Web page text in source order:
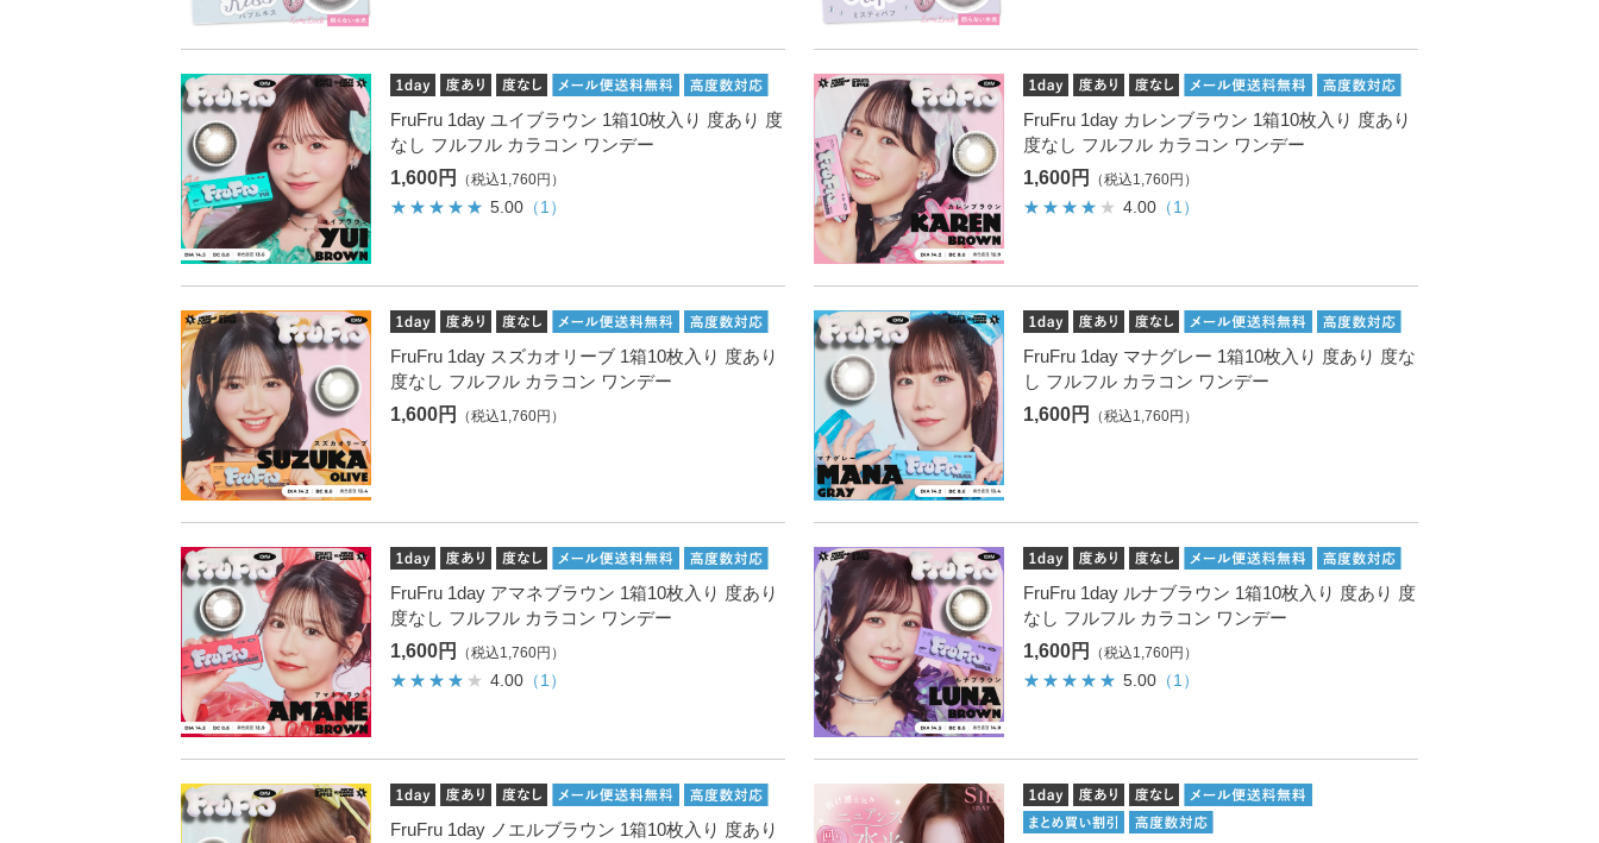
FruFru 1day ユイブラウン 1箱10枚入り 度あり 度
なし フルフル カラコン ワンデー
1,600円
（税込1,760円）
5.00 （1）
FruFru 1day カレンブラウン 1箱10枚入り 度あり
度なし フルフル カラコン ワンデー
1,600円
（税込1,760円）
4.00（1）
FruFru 1day スズカオリーブ 1箱10枚入り 度あり
度なし フルフル カラコン ワンデー
1,600円
（税込1,760円）
FruFru 1day マナグレー 1箱10枚入り 度あり 度な
し フルフル カラコン ワンデー
1,600円
（税込1,760円）
FruFru 1day アマネブラウン 1箱10枚入り 度あり
度なし フルフル カラコン ワンデー
1,600円
（税込1,760円）
4.00 （1）
FruFru 1day ルナブラウン 1箱10枚入り 度あり 度
なし フルフル カラコン ワンデー
1,600円
（税込1,760円）
5.00（1）
FruFru 1day ノエルブラウン 1箱10枚入り 度あり